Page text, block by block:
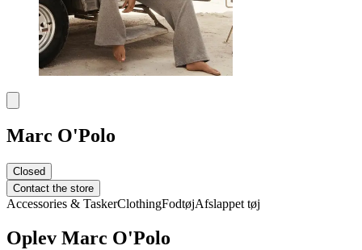
Marc O'Polo
Closed
Contact the store
Accessories & TaskerClothingFodtøjAfslappet tøj
Oplev Marc O'Polo